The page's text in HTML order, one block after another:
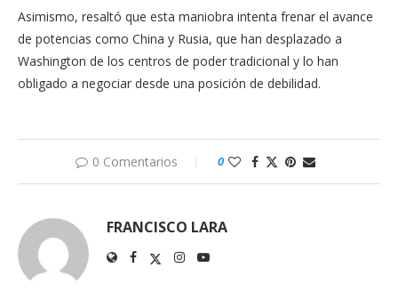
Asimismo, resaltó que esta maniobra intenta frenar el avance
de potencias como China y Rusia, que han desplazado a
Washington de los centros de poder tradicional y lo han
obligado a negociar desde una posición de debilidad.
0 Comentarios 0
FRANCISCO LARA